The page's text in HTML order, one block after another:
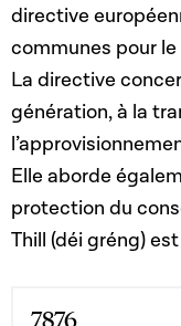
directive
communes pour
La directive
génération, à la
Elle aborde
protection du
Thill (déi gréng)
7876